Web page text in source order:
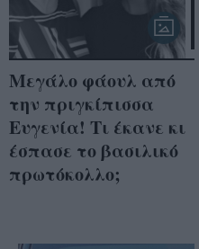
Μεγάλο φάουλ από
την πριγκίπισσα
Ευγενία! Τι έκανε κι
έσπασε το βασιλικό
πρωτόκολλο;